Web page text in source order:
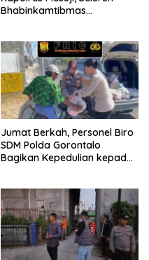
Bhabinkamtibmas
Masyarakat
Jumat Berkah, Personel Biro
SDM Polda Gorontalo
Bagikan Kepedulian kepada